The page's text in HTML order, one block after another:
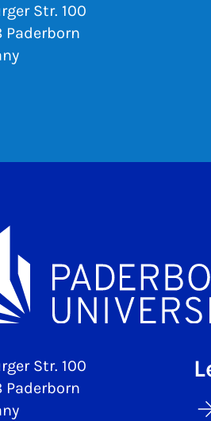
Str. 100
Paderborn
Str. 100
Paderborn